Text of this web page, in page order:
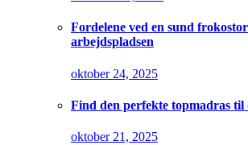
Fordelene ved en sund
arbejdspladsen
oktober 24, 2025
Find den perfekte topmadras til
oktober 21, 2025